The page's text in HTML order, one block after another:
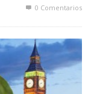
0 Comentarios